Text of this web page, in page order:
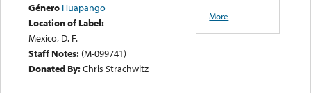
Género Huapango
Location of Label:
Mexico, D. F.
Staff Notes: (M-099741)
Donated By:Chris Strachwitz
More